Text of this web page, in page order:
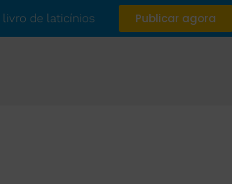
livro de laticínios Publicar agora